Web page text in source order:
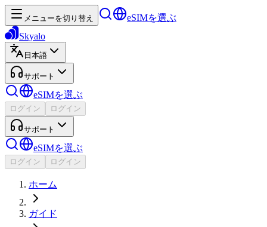
メニューを切り替え
eSIMを選ぶ
Skyalo
日本語
サポート
eSIMを選ぶ
ログイン ログイン
サポート
eSIMを選ぶ
ログイン ログイン
ホーム
ガイド